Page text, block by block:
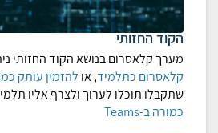
הקוד החזותי
מערך קלאסרום בנושא הקוד החזותי
קלאסרום כתלמיד, או להזמין עותק
שתקבלו תוכלו לערוך ולצרף אליו
כמורה ב-Teams